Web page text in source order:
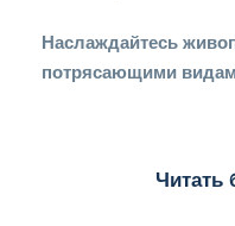
Наслаждайтесь
потрясающими
Читать